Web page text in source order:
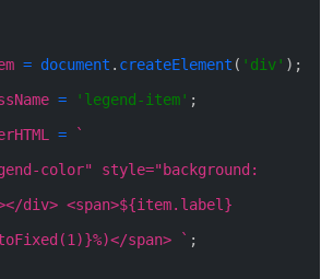
= document . createElement ( 'div' ) ;
= 'legend-item' ;
=
`
color" style="background:
/div> <span>${item.label}
/span> ` ;